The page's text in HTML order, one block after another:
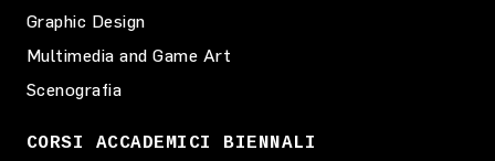
Graphic Design
Multimedia and Game Art
Scenografia
CORSI ACCADEMICI BIENNALI